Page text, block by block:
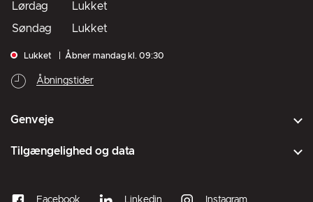
Lørdag
Lukket
Søndag
Lukket
Lukket Åbner mandag kl. 09:30
Åbningstider
Genveje
Tilgængelighed og data
Facebook Linkedin Instagram